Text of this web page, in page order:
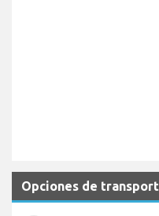
Opciones de